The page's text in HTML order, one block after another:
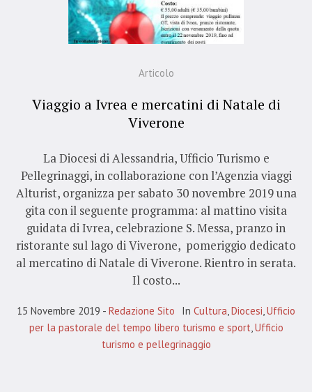
Articolo
Viaggio a Ivrea e mercatini di Natale di
Viverone
La Diocesi di Alessandria, Ufficio Turismo e
Pellegrinaggi, in collaborazione con l’Agenzia viaggi
Alturist, organizza per sabato 30 novembre 2019 una
gita con il seguente programma: al mattino visita
guidata di Ivrea, celebrazione S. Messa, pranzo in
ristorante sul lago di Viverone, pomeriggio dedicato
al mercatino di Natale di Viverone. Rientro in serata.
Il costo...
15 Novembre 2019 Redazione Sito In Cultura Diocesi Ufficio
per la pastorale del tempo libero turismo e sport Ufficio
turismo e pellegrinaggio